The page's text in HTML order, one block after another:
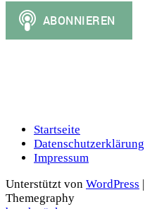
Startseite
Datenschutzerklärung
Impressum
Unterstützt von WordPress |
Themegraphy